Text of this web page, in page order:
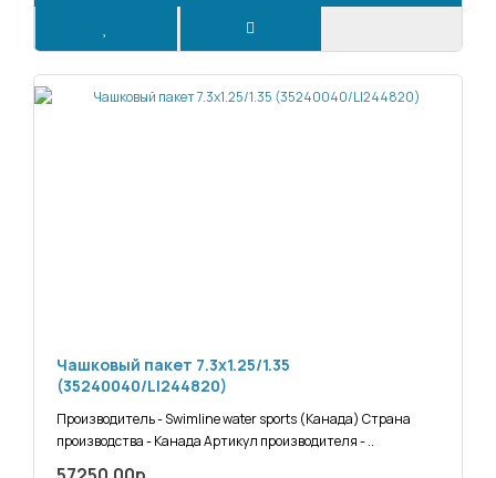
Чашковый пакет 7.3х1.25/1.35
(35240040/LI244820)
Производитель - Swimline water sports (Канада) Страна
производства - Канада Артикул производителя - ..